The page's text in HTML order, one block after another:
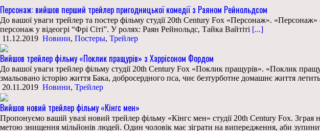
Персонаж: вийшов перший трейлер пригодницької комедії з Раяном Рейнольдсом
До вашої уваги трейлер та постер фільму студії 20th Century Fox «Персонаж».
персонаж у відеогрі “Фрі Сіті”. У ролях: Раян Рейнольдс, Тайка Вайтіті [...]
11.12.2019 Новини, Постеры, Трейлер
Вийшов трейлер фільму «Поклик пращурів» з Харрісоном Фордом
До вашої уваги трейлер фільму студії 20th Century Fox «Поклик пращурів». «Поклик
змальовано історію життя Бака, добросердного пса, чиє безтурботне домашнє життя
20.11.2019 Новини, Трейлер
Вийшов новий трейлер фільму «Кінгс мен»
Пропонуємо вашій увазі новий трейлер фільму «Кінгс мен» студії 20th Century Fox.
метою знищення мільйонів людей. Один чоловік має зіграти на випередження, аби